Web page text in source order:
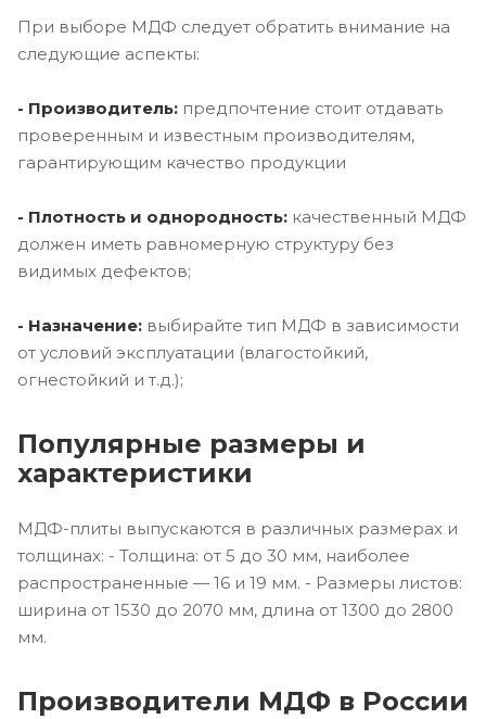
При выборе МДФ следует обратить внимание на
следующие аспекты:
- Производитель: предпочтение стоит отдавать
проверенным и известным производителям,
гарантирующим качество продукции
- Плотность и однородность: качественный МДФ
должен иметь равномерную структуру без
видимых дефектов;
- Назначение: выбирайте тип МДФ в зависимости
от условий эксплуатации (влагостойкий,
огнестойкий и т.д.);
Популярные размеры и
характеристики
МДФ-плиты выпускаются в различных размерах и
толщинах: - Толщина: от 5 до 30 мм, наиболее
распространенные — 16 и 19 мм. - Размеры листов:
ширина от 1530 до 2070 мм, длина от 1300 до 2800
мм.
Производители МДФ в России